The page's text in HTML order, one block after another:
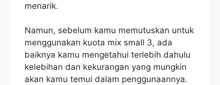
menarik.
Namun, sebelum kamu memutuskan untuk
menggunakan kuota mix small 3, ada
baiknya kamu mengetahui terlebih dahulu
kelebihan dan kekurangan yang mungkin
akan kamu temui dalam penggunaannya.